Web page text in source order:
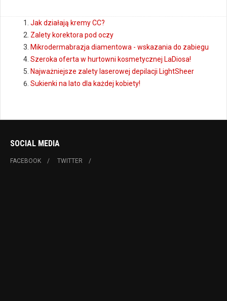
Jak działają kremy CC?
Zalety korektora pod oczy
Mikrodermabrazja diamentowa - wskazania do zabiegu
Szeroka oferta w hurtowni kosmetycznej LaDiosa!
Najważniejsze zalety laserowej depilacji LightSheer
Sukienki na lato dla każdej kobiety!
SOCIAL MEDIA
FACEBOOK TWITTER